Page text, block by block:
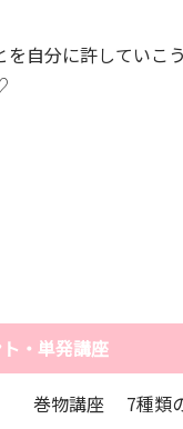
自分に許していこう
・単発講座
物講座 7種類の